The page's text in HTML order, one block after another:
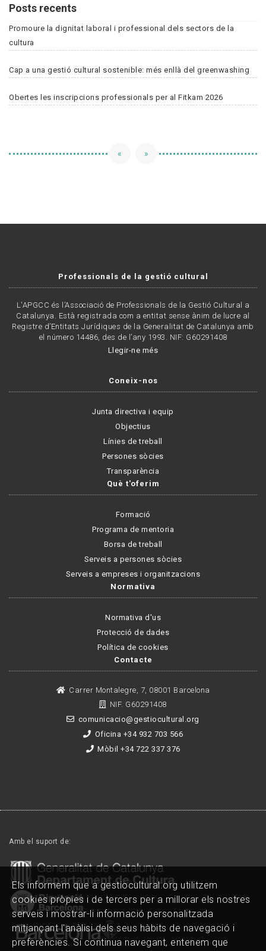
Posts recents
Promoure la dignitat laboral i professional dels sectors de la
cultura
Cap a una gestió cultural sostenible: més enllà del greenwashing
Obertes les inscripcions professionals per al Fitkam 2026
« »
Professionals de la gestió cultural
L'APGCC és l’Associació de Professionals de la Gestió Cultural a
Catalunya. Està registrada com a entitat sense ànim de lucre al
Registre d’Entitats Jurídiques de la Generalitat de Catalunya amb
el número 14486, des de l’any 1993. NIF: G60291408
Llegir-ne més
Coneix-nos
Junta directiva i equip
Objectius
Línies de treball
Persones sòcies
Transparència
Què t'oferim
Formació
Programa de mentoria
Borsa de treball
Serveis a persones sòcies
Serveis a empreses i organitzacions
Normativa
Normativa d'us
Protecció de dades
Política de cookies
Contacte
Carrer Montalegre, 7, 08001 Barcelona
NIF. G60291408
comunicacio@gestiocultural.org
Oficina +34 932 703 566
Mòbil +34 722 337 376
Amb el suport de:
Els informem que a gestiocultural.org utilitzem
cookies pròpies i de tercers per a millorar els nostres
serveis i mostrar-li informació personalitzada
mitjançant l'anàlisi dels seus hàbits de navegació i
preferències. Si continua navegant, entenem que